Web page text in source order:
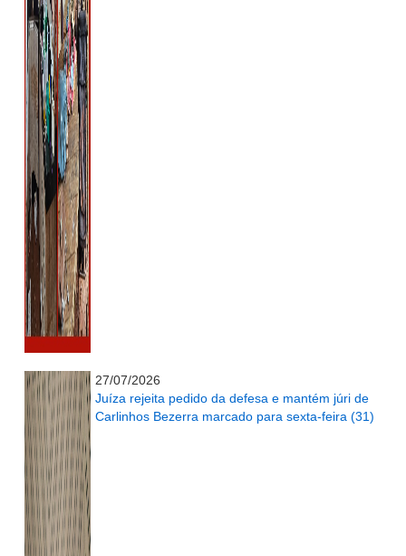
27/07/2026
Juíza rejeita pedido da defesa e mantém júri de
Carlinhos Bezerra marcado para sexta-feira (31)